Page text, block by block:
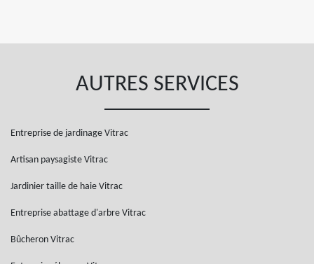
AUTRES SERVICES
Entreprise de jardinage Vitrac
Artisan paysagiste Vitrac
Jardinier taille de haie Vitrac
Entreprise abattage d'arbre Vitrac
Bûcheron Vitrac